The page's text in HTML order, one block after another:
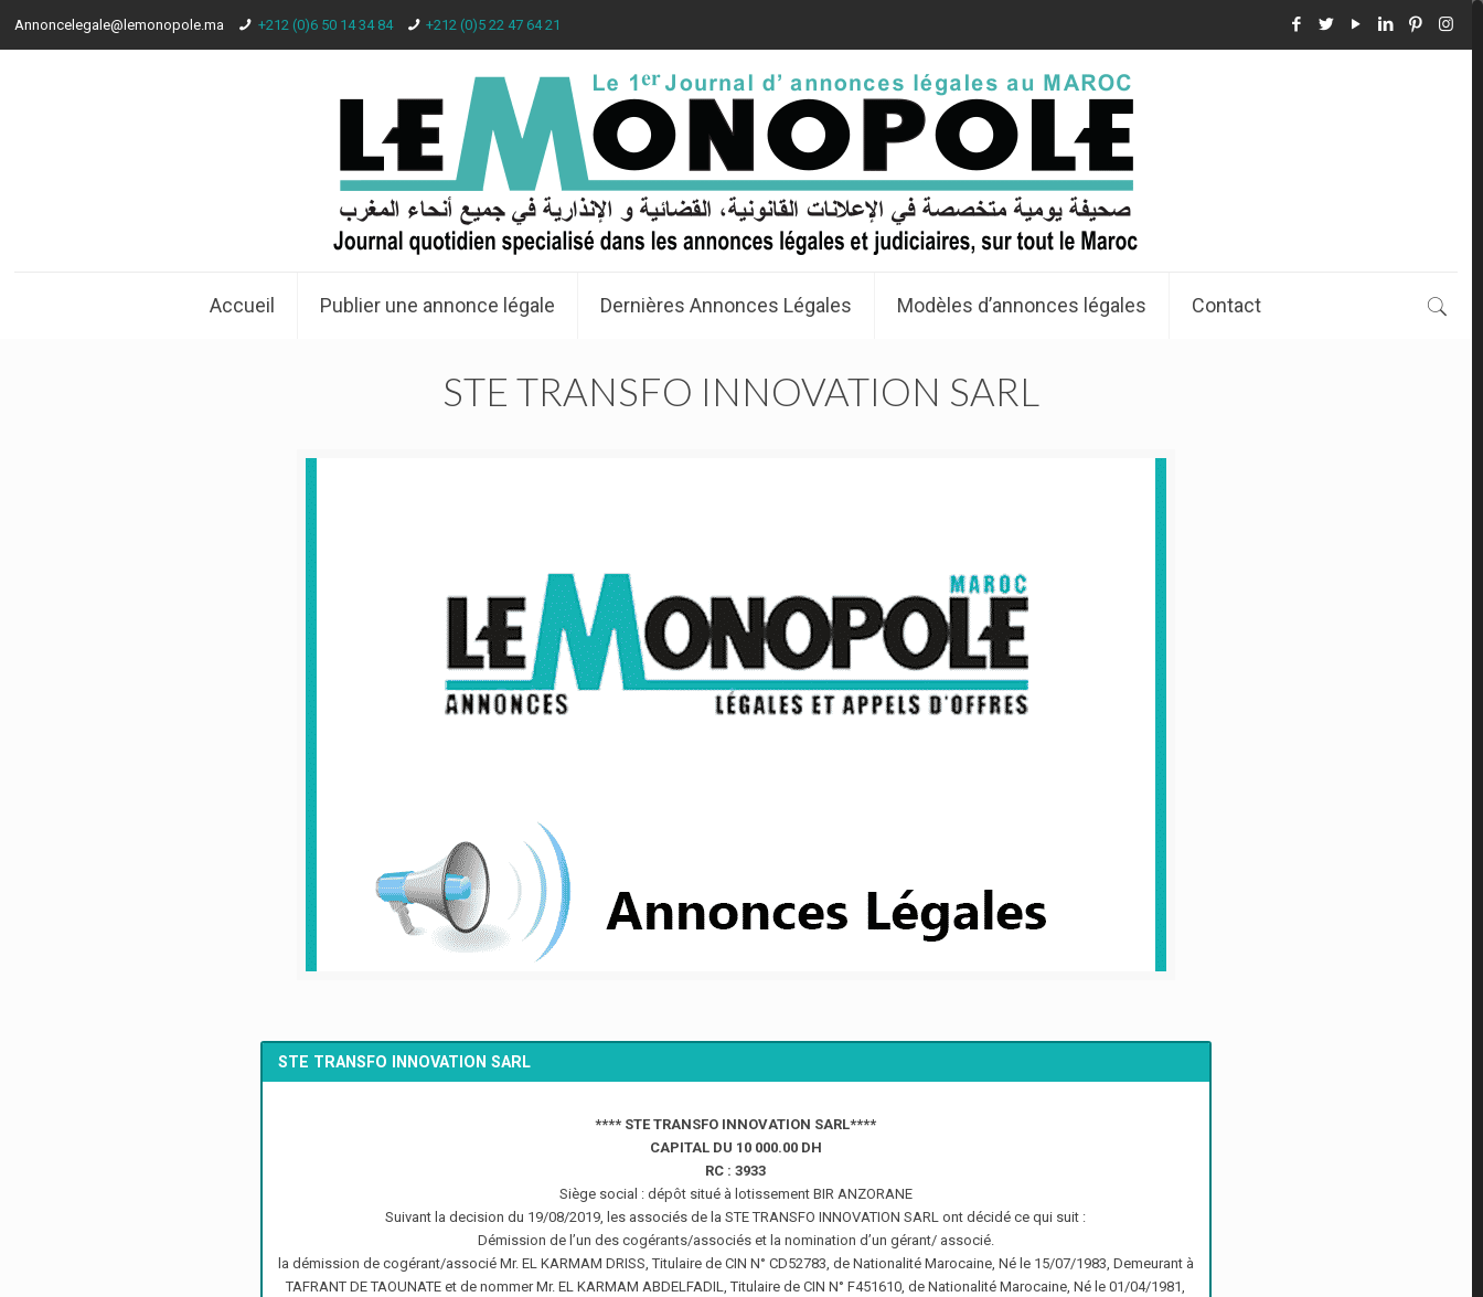
Annoncelegale@lemonopole.ma +212 (0)6 50 14 34 84 +212 (0)5 22 47 64 21
Accueil Publier une annonce légale Dernières Annonces Légales Modèles d’annonces légales Contact
STE TRANSFO INNOVATION SARL
STE TRANSFO INNOVATION SARL
**** STE TRANSFO INNOVATION SARL****
CAPITAL DU 10 000.00 DH
RC : 3933
Siège social : dépôt situé à lotissement BIR ANZORANE
Suivant la decision du 19/08/2019, les associés de la STE TRANSFO INNOVATION SARL ont décidé ce qui suit :
Démission de l’un des cogérants/associés et la nomination d’un gérant/ associé.
la démission de cogérant/associé Mr. EL KARMAM DRISS, Titulaire de CIN N° CD52783, de Nationalité Marocaine, Né le 15/07/1983, Demeurant à
TAFRANT DE TAOUNATE et de nommer Mr. EL KARMAM ABDELFADIL, Titulaire de CIN N° F451610, de Nationalité Marocaine, Né le 01/04/1981,